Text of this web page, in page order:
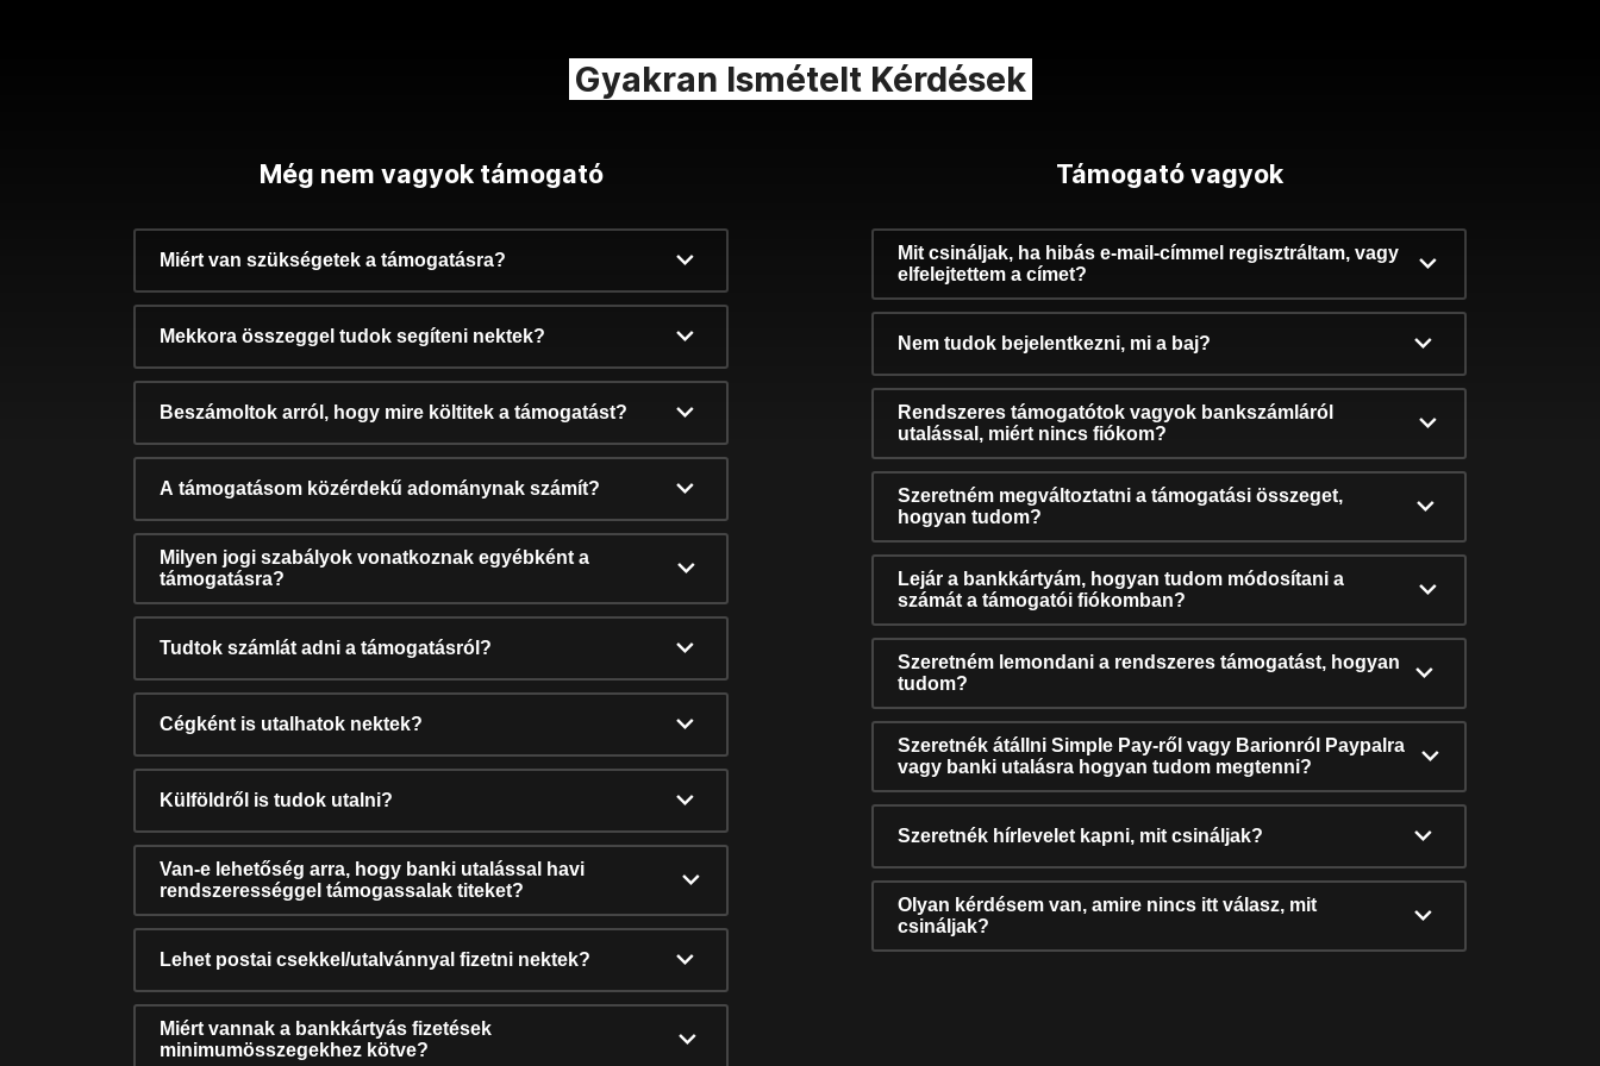
Gyakran Ismételt Kérdések
Még nem vagyok támogató
Miért van szükségetek a támogatásra?
Mekkora összeggel tudok segíteni nektek?
Beszámoltok arról, hogy mire költitek a támogatást?
A támogatásom közérdekű adománynak számít?
Milyen jogi szabályok vonatkoznak egyébként a
támogatásra?
Tudtok számlát adni a támogatásról?
Cégként is utalhatok nektek?
Külföldről is tudok utalni?
Van-e lehetőség arra, hogy banki utalással havi
rendszerességgel támogassalak titeket?
Lehet postai csekkel/utalvánnyal fizetni nektek?
Miért vannak a bankkártyás fizetések
minimumösszegekhez kötve?
Támogató vagyok
Mit csináljak, ha hibás e-mail-címmel regisztráltam, vagy
elfelejtettem a címet?
Nem tudok bejelentkezni, mi a baj?
Rendszeres támogatótok vagyok bankszámláról
utalással, miért nincs fiókom?
Szeretném megváltoztatni a támogatási összeget,
hogyan tudom?
Lejár a bankkártyám, hogyan tudom módosítani a
számát a támogatói fiókomban?
Szeretném lemondani a rendszeres támogatást, hogyan
tudom?
Szeretnék átállni Simple Pay-ről vagy Barionról Paypalra
vagy banki utalásra hogyan tudom megtenni?
Szeretnék hírlevelet kapni, mit csináljak?
Olyan kérdésem van, amire nincs itt válasz, mit
csináljak?